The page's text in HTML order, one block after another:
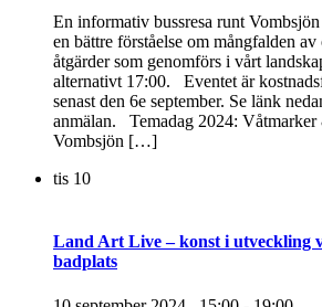
En informativ bussresa runt
en bättre förståelse om mångfalden
åtgärder som genomförs i vårt
alternativt 17:00. Eventet är
senast den 6e september. Se länk
anmälan. Temadag 2024:
Vombsjön […]
tis 10
Land Art Live – konst i utveckling
badplats